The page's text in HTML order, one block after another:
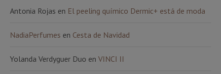
Antonia Rojas en El peeling químico Dermic+ está de moda
NadiaPerfumes en Cesta de Navidad
Yolanda Verdyguer Duo en VINCI II